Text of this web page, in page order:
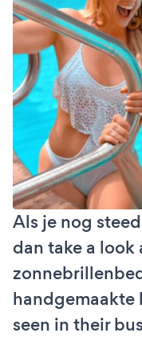
Als je nog
dan take a look
seen in their